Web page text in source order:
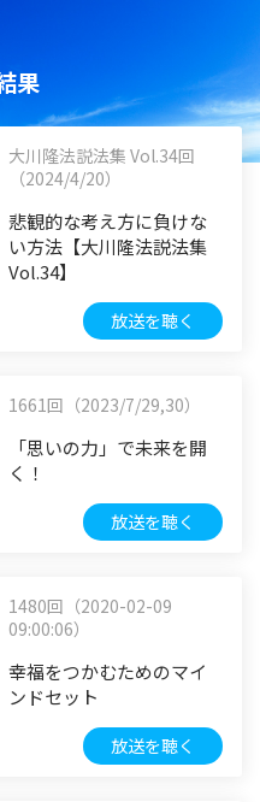
果
大川隆法説法集 Vol.34回
（2024/4/20）
悲観的な考え方に負けな
い方法【大川隆法説法集
Vol.34】
放送を聴く
1661回（2023/7/29,30）
「思いの力」で未来を開
く！
放送を聴く
1480回（2020-02-09
09:00:06）
幸福をつかむためのマイ
ンドセット
放送を聴く